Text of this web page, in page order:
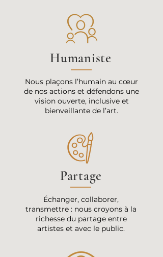
Humaniste
Nous plaçons l’humain au cœur
de nos actions et défendons une
vision ouverte, inclusive et
bienveillante de l’art.
Partage
Échanger, collaborer,
transmettre : nous croyons à la
richesse du partage entre
artistes et avec le public.